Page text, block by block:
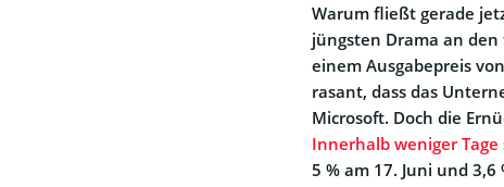
Warum fließt gerade
jüngsten Drama an
einem Ausgabepreis
rasant, dass das
Microsoft. Doch die
Innerhalb weniger
5 % am 17. Juni und